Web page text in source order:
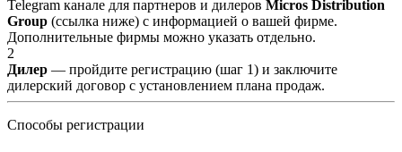
Telegram канале для партнеров и дилеров Micros Distribution
Group (ссылка ниже) с информацией о вашей фирме.
Дополнительные фирмы можно указать отдельно.
2
Дилер — пройдите регистрацию (шаг 1) и заключите
дилерский договор с установлением плана продаж.
Способы регистрации